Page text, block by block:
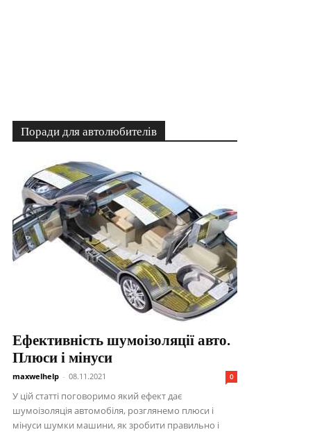
Поради для автолюбителів
Ефективність шумоізоляції авто.
Плюси і мінуси
maxwelhelp - 08.11.2021 0
У цій статті поговоримо який ефект дає
шумоізоляція автомобіля, розглянемо плюси і
мінуси шумки машини, як зробити правильно і